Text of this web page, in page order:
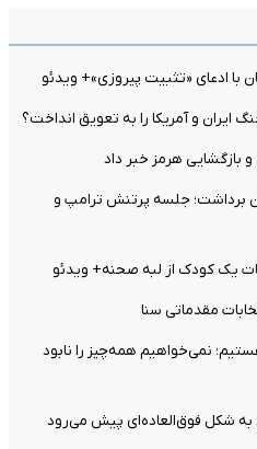
با ادعای «تثبیت پیروزی»+ ویدئو
و آمریکا را به تعویق انداخت؟
بازگشایی هرمز خبر داد
برداشت؛ جلسه پرتنش ترامپ و
یک کودک از لبه صحنه+ ویدئو
نمی‌خواهیم همه‌چیز را نابود
به شکل فوق‌العاده‌ای پیش می‌رود